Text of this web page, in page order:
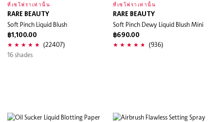
ที่เซโฟราเท่านั้น
RARE BEAUTY
Soft Pinch Liquid Blush
฿1,100.00
(22407)
16 shades
ที่เซโฟราเท่านั้น
RARE BEAUTY
Soft Pinch Dewy Liquid Blush Mini
฿690.00
(936)